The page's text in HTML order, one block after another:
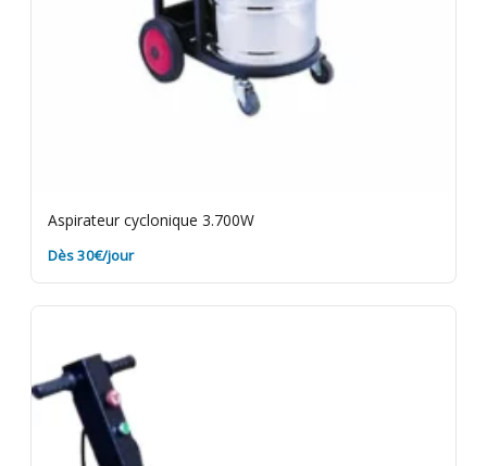
Aspirateur cyclonique 3.700W
Dès 30€/jour